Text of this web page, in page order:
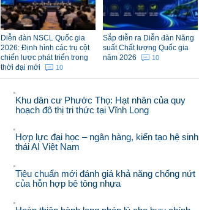
Diễn đàn NSCL Quốc gia
2026: Định hình các trụ cột
chiến lược phát triển trong
thời đại mới
10
Sắp diễn ra Diễn đàn Năng
suất Chất lượng Quốc gia
năm 2026
10
Khu dân cư Phước Thọ: Hạt nhân của quy
hoạch đô thị tri thức tại Vĩnh Long
Hợp lực đại học – ngân hàng, kiến tạo hệ sinh
thái AI Việt Nam
Tiêu chuẩn mới đánh giá khả năng chống nứt
của hỗn hợp bê tông nhựa